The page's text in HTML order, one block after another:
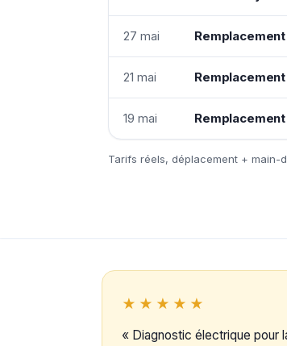
27 mai
21 mai
19 mai
Tarifs réels, déplacement + main-
★★★★★
« Diagnostic électrique pour